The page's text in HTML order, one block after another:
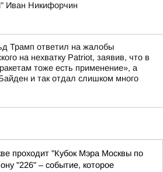
Иван Никифорчин
Трамп ответил на жалобы
на нехватку Patriot, заявив, что в
тоже есть применение», а
и так отдал слишком много
проходит "Кубок Мэра Москвы по
"226" – событие, которое